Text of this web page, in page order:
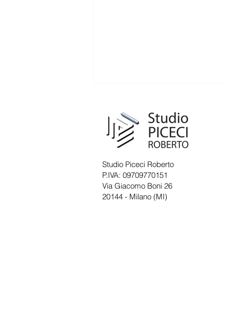
Studio per pausa estiva
Circolare n. 23/2026 La presente
per informarVi che lo Studio
resterà chiuso per pausa estiva
durante i giorni dal 10 al 21
agosto 2026 compresi.
Studio Piceci Roberto
P.IVA: 09709770151
Via Giacomo Boni 26
20144 - Milano (MI)